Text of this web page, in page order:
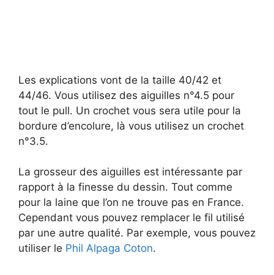
Les explications vont de la taille 40/42 et
44/46. Vous utilisez des aiguilles n°4.5 pour
tout le pull. Un crochet vous sera utile pour la
bordure d’encolure, là vous utilisez un crochet
n°3.5.
La grosseur des aiguilles est intéressante par
rapport à la finesse du dessin. Tout comme
pour la laine que l’on ne trouve pas en France.
Cependant vous pouvez remplacer le fil utilisé
par une autre qualité. Par exemple, vous pouvez
utiliser le Phil Alpaga Coton.